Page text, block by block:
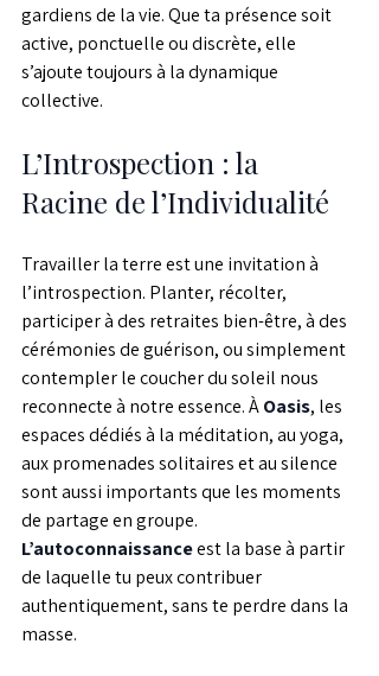
gardiens de la vie. Que ta présence soit
active, ponctuelle ou discrète, elle
s’ajoute toujours à la dynamique
collective.
L’Introspection : la
Racine de l’Individualité
Travailler la terre est une invitation à
l’introspection. Planter, récolter,
participer à des retraites bien-être, à des
cérémonies de guérison, ou simplement
contempler le coucher du soleil nous
reconnecte à notre essence. À Oasis, les
espaces dédiés à la méditation, au yoga,
aux promenades solitaires et au silence
sont aussi importants que les moments
de partage en groupe.
L’autoconnaissance est la base à partir
de laquelle tu peux contribuer
authentiquement, sans te perdre dans la
masse.